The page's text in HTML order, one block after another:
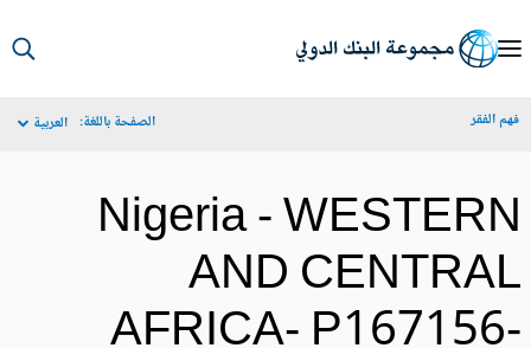
الفقر الصفحة باللغة: العربية
Nigeria -
AND